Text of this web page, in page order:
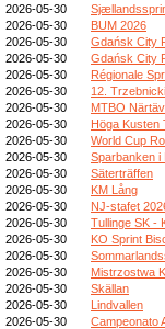
2026-05-30
2026-05-30
BUM 2026
2026-05-30
Gdańsk City
2026-05-30
Gdańsk City
2026-05-30
Régionale
2026-05-30
12.
2026-05-30
MTBO
2026-05-30
Höga Kusten
2026-05-30
World Cup
2026-05-30
Sparbanken i
2026-05-30
Säterträffen
2026-05-30
KM Lång
2026-05-30
NJ-stafet
2026-05-30
Tullinge SK -
2026-05-30
KO Sprint
2026-05-30
2026-05-30
Mistrzostwa
2026-05-30
Skällan
2026-05-30
Lindvallen
2026-05-30
Campeonato